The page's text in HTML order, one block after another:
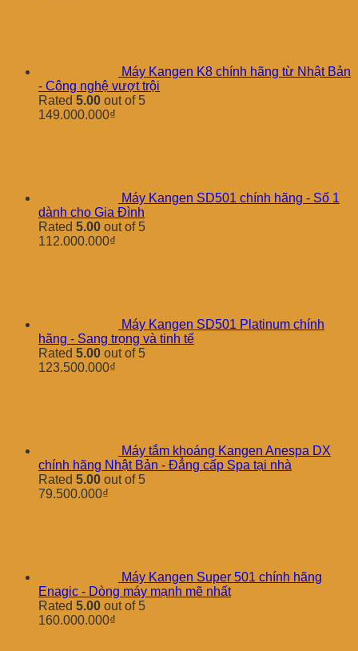
Máy Kangen K8 chính hãng từ Nhật Bản
- Công nghệ vượt trội
Rated 5.00 out of 5
149.000.000₫
Máy Kangen SD501 chính hãng - Số 1
dành cho Gia Đình
Rated 5.00 out of 5
112.000.000₫
Máy Kangen SD501 Platinum chính
hãng - Sang trọng và tinh tế
Rated 5.00 out of 5
123.500.000₫
Máy tắm khoáng Kangen Anespa DX
chính hãng Nhật Bản - Đẳng cấp Spa tại nhà
Rated 5.00 out of 5
79.500.000₫
Máy Kangen Super 501 chính hãng
Enagic - Dòng máy mạnh mẽ nhất
Rated 5.00 out of 5
160.000.000₫